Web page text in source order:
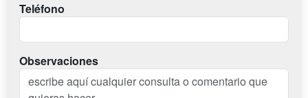
Teléfono
Observaciones